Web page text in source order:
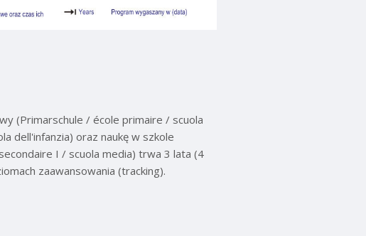
(Primarschule / école primaire / scuola
dell'infanzia) oraz naukę w szkole
I / scuola media) trwa 3 lata (4
zaawansowania (tracking).